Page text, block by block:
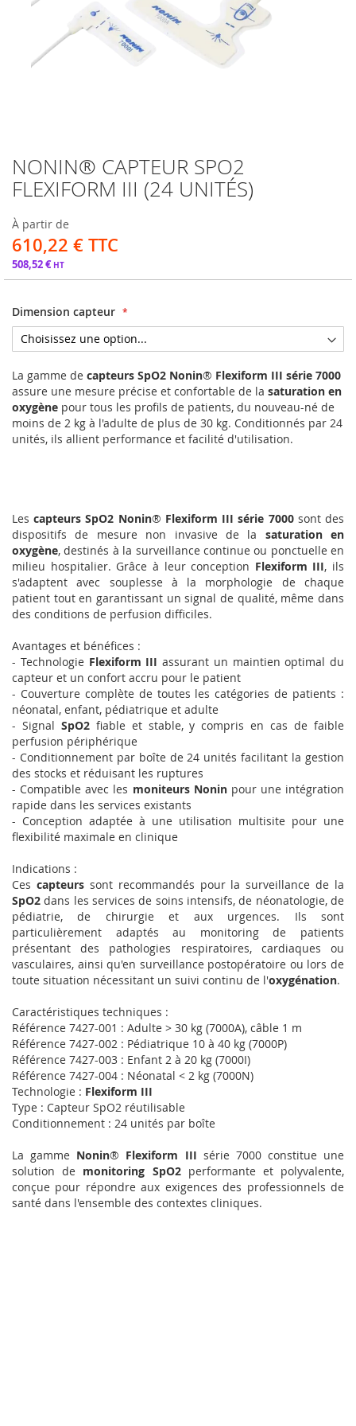
NONIN® CAPTEUR SPO2
FLEXIFORM III (24 UNITÉS)
À partir de
610,22 €
508,52 €
Dimension capteur
La gamme de capteurs SpO2 Nonin® Flexiform III série 7000
assure une mesure précise et confortable de la saturation en
oxygène pour tous les profils de patients, du nouveau-né de
moins de 2 kg à l'adulte de plus de 30 kg. Conditionnés par 24
unités, ils allient performance et facilité d'utilisation.
Passer
au
début
la
Galerie
d’images
Lescapteurs SpO2 Nonin® Flexiform III série 7000sont des
dispositifs de mesure non invasive de la saturation en
oxygène, destinés à la surveillance continue ou ponctuelle en
milieu hospitalier. Grâce à leur conception Flexiform III, ils
s'adaptent avec souplesse à la morphologie de chaque
patient tout en garantissant un signal de qualité, même dans
des conditions de perfusion difficiles.
Avantages et bénéfices :
- Technologie Flexiform III assurant un maintien optimal du
capteur et un confort accru pour le patient
- Couverture complète de toutes les catégories de patients :
néonatal, enfant, pédiatrique et adulte
- Signal SpO2 fiable et stable, y compris en cas de faible
perfusion périphérique
- Conditionnement par boîte de 24 unités facilitant la gestion
des stocks et réduisant les ruptures
- Compatible avec les moniteurs Noninpour une intégration
rapide dans les services existants
- Conception adaptée à une utilisation multisite pour une
flexibilité maximale en clinique
Indications :
Ces capteurs sont recommandés pour la surveillance de la
SpO2dans les services de soins intensifs, de néonatologie, de
pédiatrie, de chirurgie et aux urgences. Ils sont
particulièrement adaptés au monitoring de patients
présentant des pathologies respiratoires, cardiaques ou
vasculaires, ainsi qu'en surveillance postopératoire ou lors de
toute situation nécessitant un suivi continu de l'oxygénation.
Caractéristiques techniques :
Référence 7427-001 : Adulte > 30 kg (7000A), câble 1 m
Référence 7427-002 : Pédiatrique 10 à 40 kg (7000P)
Référence 7427-003 : Enfant 2 à 20 kg (7000I)
Référence 7427-004 : Néonatal < 2 kg (7000N)
Technologie : Flexiform III
Type : Capteur SpO2 réutilisable
Conditionnement : 24 unités par boîte
La gamme Nonin® Flexiform III série 7000 constitue une
solution de monitoring SpO2 performante et polyvalente,
conçue pour répondre aux exigences des professionnels de
santé dans l'ensemble des contextes cliniques.